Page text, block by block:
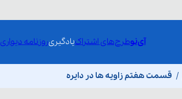
آی‌نوطرح‌های اشتراکیادگیریروزنامه دیواری
قسمت هفتم زاویه ها در دایره